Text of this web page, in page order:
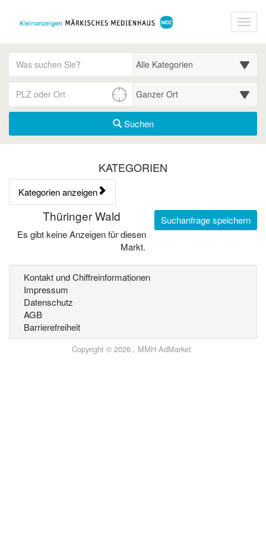
Suchen
Kategorien & Anzeigen
KATEGORIEN
Kategorien anzeigen
Bedienhinweis: Navigieren Sie mit Tab (Shift+Tab zurück).
Rubrik:
Thüringer Wald
Suchanfrage speichern
Es gibt keine Anzeigen für diesen
Markt.
Kontakt und Chiffreinformationen
Impressum
Datenschutz
AGB
Barrierefreiheit
Copyright © 2026 , MMH AdMarket